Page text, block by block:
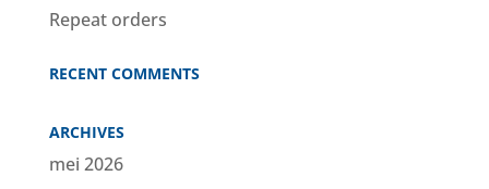
Repeat orders
RECENT COMMENTS
ARCHIVES
mei 2026